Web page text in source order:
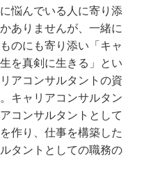
悩んでいる人に寄り添
ありませんが、一緒に
のにも寄り添い「キャ
を真剣に生きる」とい
アコンサルタントの資
キャリアコンサルタン
コンサルタントとして
作り、仕事を構築した
タントとしての職務の